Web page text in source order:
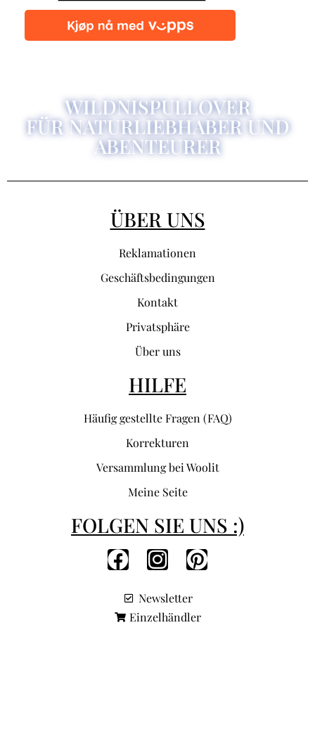
WILDNISPULLOVER
FÜR NATURLIEBHABER UND
ABENTEURER
ÜBER UNS
Reklamationen
Geschäftsbedingungen
Kontakt
Privatsphäre
Über uns
HILFE
Häufig gestellte Fragen (FAQ)
Korrekturen
Versammlung bei Woolit
Meine Seite
FOLGEN SIE UNS :)
Newsletter
Einzelhändler